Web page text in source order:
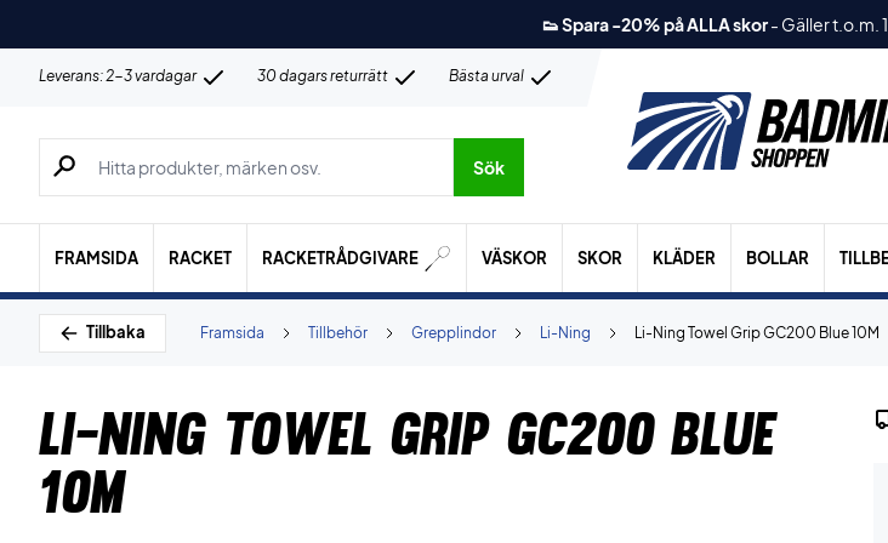
👟 Spara -20% på ALLA skor- Gäller t.o.m.
Leverans: 2-3 vardagar 30 dagars returrätt Bästa urval
Sök efter produkter, märken osv.
Sök
FRAMSIDA RACKET RACKETRÅDGIVARE VÄSKOR SKOR KLÄDER BOLLAR
Tillbaka Li-Ning Towel Grip GC200 Blue 10M
Li-Ning
Grepplindor
Tillbehör
Framsida
Li-Ning Towel Grip GC200 Blue
10M